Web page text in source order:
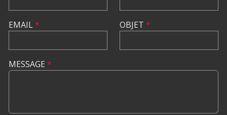
EMAIL* OBJET *
MESSAGE *